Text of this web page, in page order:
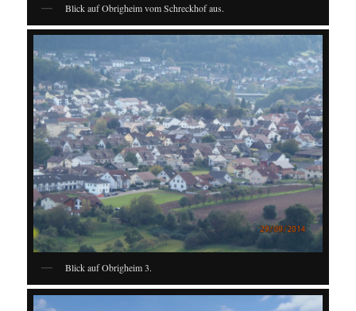
Blick auf Obrigheim vom Schreckhof aus.
Blick auf Obrigheim 3.